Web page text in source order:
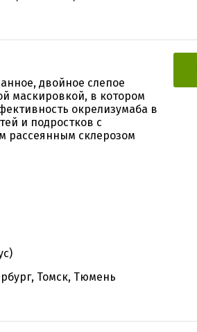
двойное слепое
маскировкой, в котором
окрелизумаба в
и подростков с
склерозом
Томск, Тюмень